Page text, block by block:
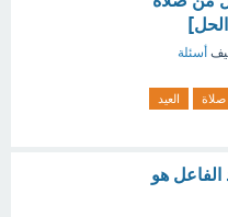
أسئلة
صلاة
العيد
هو